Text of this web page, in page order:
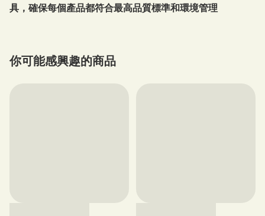
具，確保每個產品都符合最高品質標準和環境管理
你可能感興趣的商品